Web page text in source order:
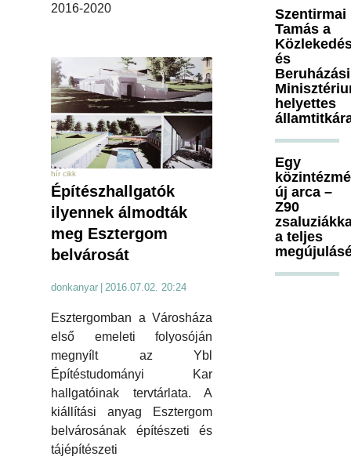
2016-2020
hír cikk
Építészhallgatók
ilyennek álmodták
meg Esztergom
belvárosát
donkanyar 2016.07.02. 20:24
Esztergomban a Városháza
első emeleti folyosóján
megnyílt az Ybl
Építéstudományi Kar
hallgatóinak tervtárlata. A
kiállítási anyag Esztergom
belvárosának építészeti és
tájépítészeti
Szentirmai
Tamás a
és
Beruházási
helyettes
Egy
új arca –
Z90
a teljes